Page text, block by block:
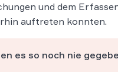
und dem
auftreten konnten.
es so noch nie